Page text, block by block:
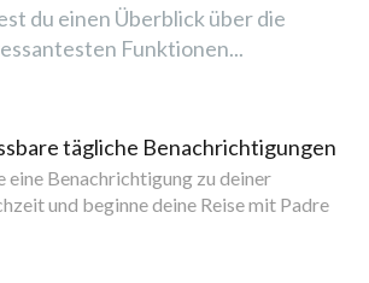
du einen Überblick über die
Funktionen...
tägliche Benachrichtigungen
eine Benachrichtigung zu deiner
und beginne deine Reise mit Padre